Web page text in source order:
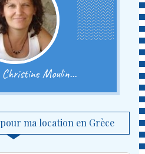
Christine Moulin...
pour ma location en Grèce